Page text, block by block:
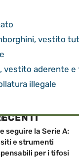
vestito
vestito aderente e
illegale
seguire la Serie A:
e strumenti
per i tifosi